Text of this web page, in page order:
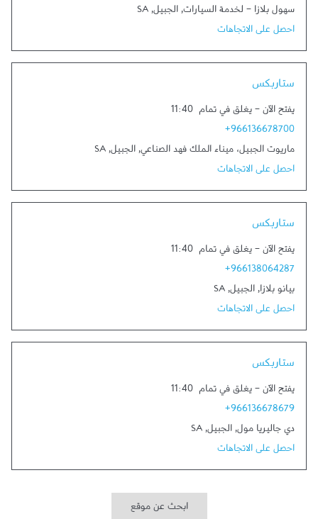
سهول بلازا - لخدمة السيارات, الجبيل,
SA
احصل على الاتجاهات
ستاربكس
يفتح الآن - يغلق في تمام 11:40
+966136678700
ماريوت الجبيل، ميناء الملك فهد الصناعي, الجبيل,
SA
احصل على الاتجاهات
ستاربكس
يفتح الآن - يغلق في تمام 11:40
+966138064287
بيانو بلازا, الجبيل,
SA
احصل على الاتجاهات
ستاربكس
يفتح الآن - يغلق في تمام 11:40
+966136678679
دي جاليريا مول, الجبيل,
SA
احصل على الاتجاهات
ابحث عن موقع